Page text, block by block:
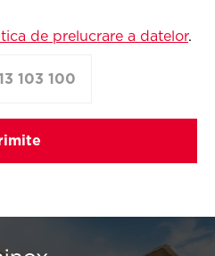
de prelucrare a datelor.
103 100